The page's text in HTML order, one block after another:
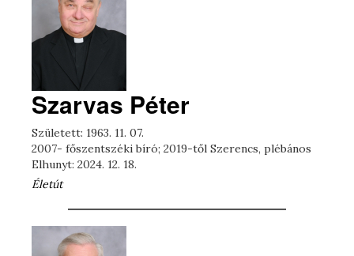
Szarvas Péter
Született: 1963. 11. 07.
2007- főszentszéki bíró; 2019-től Szerencs, plébános
Elhunyt: 2024. 12. 18.
Életút